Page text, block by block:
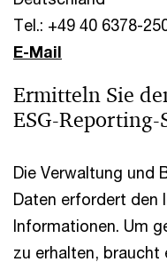
Tel.: +49 40 6378-
E-Mail
Ermitteln Sie
ESG-Reporting-
Die Verwaltung und
Daten erfordert den
Informationen. Um
zu erhalten, braucht